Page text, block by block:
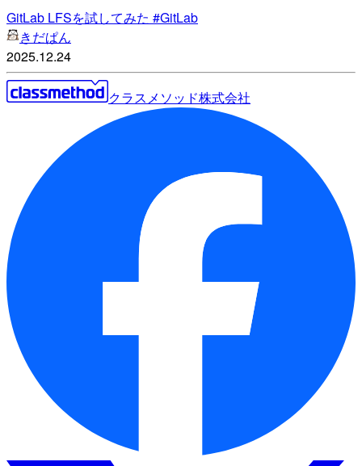
GitLab LFSを試してみた #GitLab
きだぱん
2025.12.24
クラスメソッド株式会社